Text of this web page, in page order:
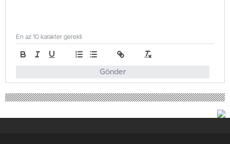
Gönder
En az 10 karakter gerekli